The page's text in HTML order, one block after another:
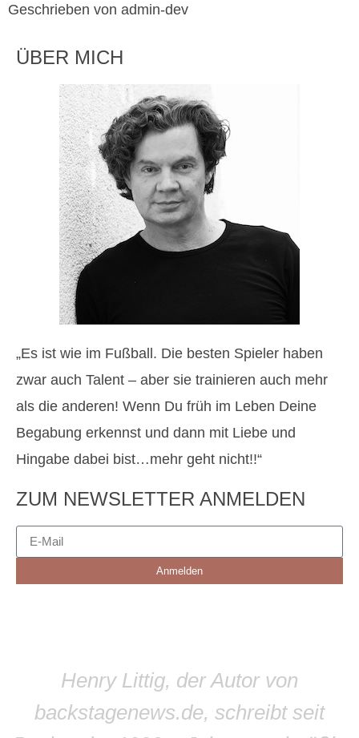
Geschrieben von admin-dev
ÜBER MICH
„Es ist wie im Fußball. Die besten Spieler haben
zwar auch Talent – aber sie trainieren auch mehr
als die anderen! Wenn Du früh im Leben Deine
Begabung erkennst und dann mit Liebe und
Hingabe dabei bist…mehr geht nicht!!“
ZUM NEWSLETTER ANMELDEN
Anmelden
Henry Littig, der Autor von
backstagenews.de, schreibt seit